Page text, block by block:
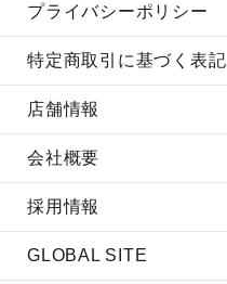
プライバシーポリシー
特定商取引に基づく表記
店舗情報
会社概要
採用情報
GLOBAL SITE